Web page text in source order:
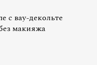
с вау-декольте
макияжа